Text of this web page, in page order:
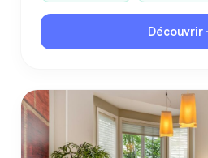
Découvrir